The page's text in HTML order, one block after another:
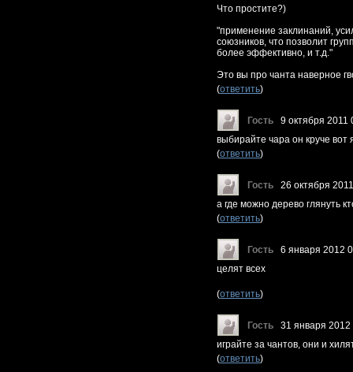
Что простите?)
"применение заклинаний,
союзников, что позволит
более эффективно, и т.д."
Это вы про чанта наверное
(ответить)
Гость
9 октября 2011
выбирайте чара он круче вот
(ответить)
Гость
26 октября
а где можно дерево глянуть
(ответить)
Гость
6 января 2012
целят всех
(ответить)
Гость
31 января 2012
играйте за чантов, они и
(ответить)